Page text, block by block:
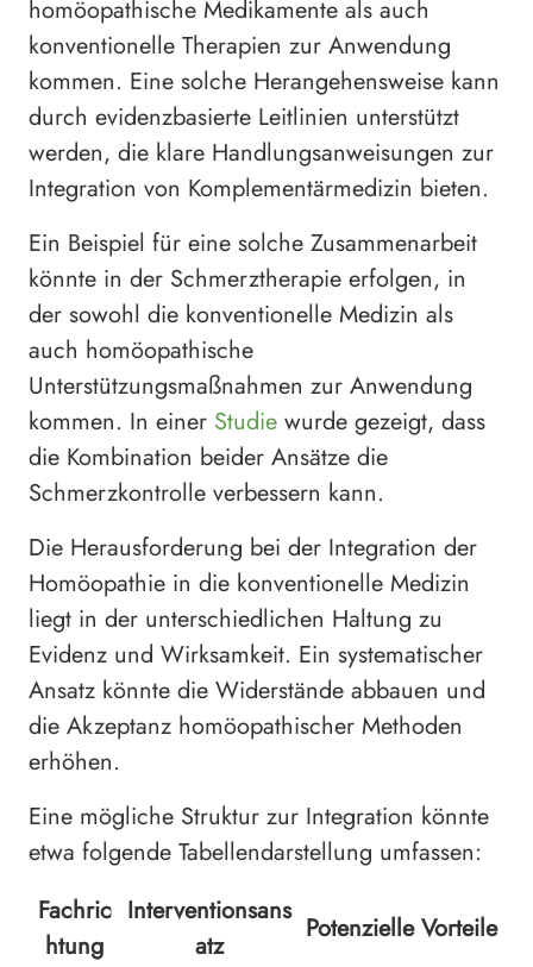
homöopathische Medikamente als auch
konventionelle Therapien zur Anwendung
kommen. Eine solche Herangehensweise kann
durch evidenzbasierte Leitlinien unterstützt
werden, die klare Handlungsanweisungen zur
Integration von Komplementärmedizin bieten.
Ein Beispiel für eine solche Zusammenarbeit
könnte in der Schmerztherapie erfolgen, in
der sowohl die konventionelle Medizin als
auch homöopathische
Unterstützungsmaßnahmen zur Anwendung
kommen. In einer Studie wurde gezeigt, dass
die Kombination beider Ansätze die
Schmerzkontrolle verbessern kann.
Die Herausforderung bei der Integration der
Homöopathie in die konventionelle Medizin
liegt in der unterschiedlichen Haltung zu
Evidenz und Wirksamkeit. Ein systematischer
Ansatz könnte die Widerstände abbauen und
die Akzeptanz homöopathischer Methoden
erhöhen.
Eine mögliche Struktur zur Integration könnte
etwa folgende Tabellendarstellung umfassen:
Fachric
htung
Interventionsans
atz
Potenzielle Vorteile